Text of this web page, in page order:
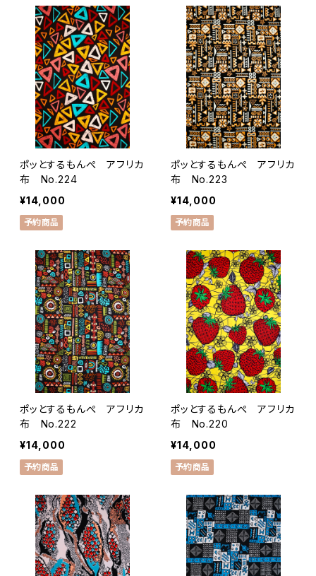
ポッとするもんぺ アフリカ
布 No.224
¥14,000
予約商品
ポッとするもんぺ アフリカ
布 No.223
¥14,000
予約商品
ポッとするもんぺ アフリカ
布 No.222
¥14,000
予約商品
ポッとするもんぺ アフリカ
布 No.220
¥14,000
予約商品